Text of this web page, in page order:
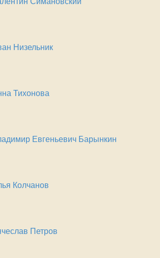
Низельник
Тихонова
Евгеньевич Барынкин
Колчанов
Петров